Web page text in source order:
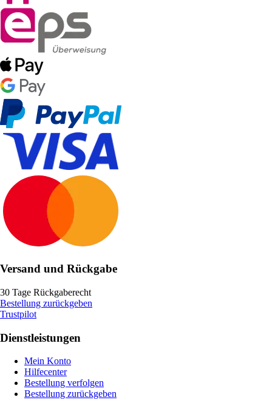
Versand und Rückgabe
30 Tage Rückgaberecht
Bestellung zurückgeben
Trustpilot
Dienstleistungen
Mein Konto
Hilfecenter
Bestellung verfolgen
Bestellung zurückgeben